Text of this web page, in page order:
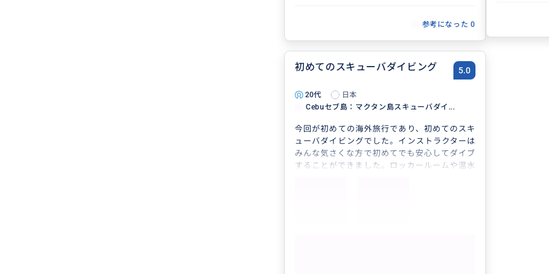
参考になった 0
初めてのスキューバダイビング 5.0
20代
日本
Cebuセブ島：マクタン島スキューバダイ...
今回が初めての海外旅行であり、初めてのスキ
ューバダイビングでした。インストラクターは
みんな気さくな方で初めてでも安心してダイブ
することができました。ロッカールームや温水